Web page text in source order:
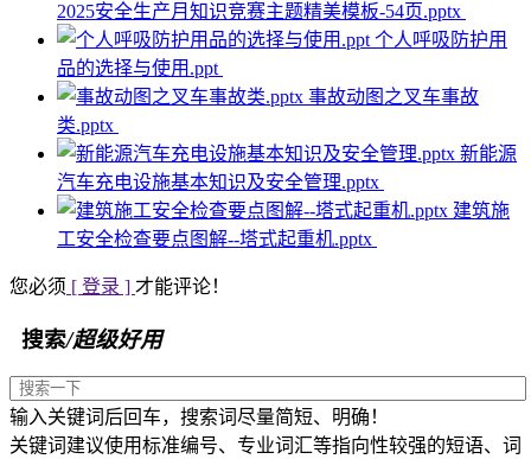
2025安全生产月知识竞赛主题精美模板-54页.pptx
个人呼吸防护用
品的选择与使用.ppt
事故动图之叉车事故
类.pptx
新能源
汽车充电设施基本知识及安全管理.pptx
建筑施
工安全检查要点图解--塔式起重机.pptx
您必须 [ 登录 ] 才能评论！
搜索/超级好用
输入关键词后回车，搜索词尽量简短、明确！
关键词建议使用标准编号、专业词汇等指向性较强的短语、词